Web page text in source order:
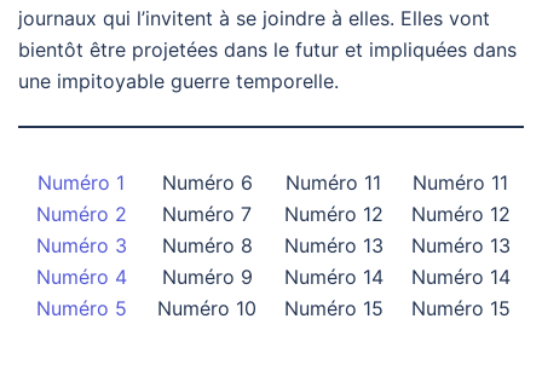
journaux qui l’invitent à se joindre à elles. Elles vont
bientôt être projetées dans le futur et impliquées dans
une impitoyable guerre temporelle.
Numéro 1
Numéro 2
Numéro 3
Numéro 4
Numéro 5
Numéro 6
Numéro 7
Numéro 8
Numéro 9
Numéro 10
Numéro 11
Numéro 12
Numéro 13
Numéro 14
Numéro 15
Numéro 11
Numéro 12
Numéro 13
Numéro 14
Numéro 15